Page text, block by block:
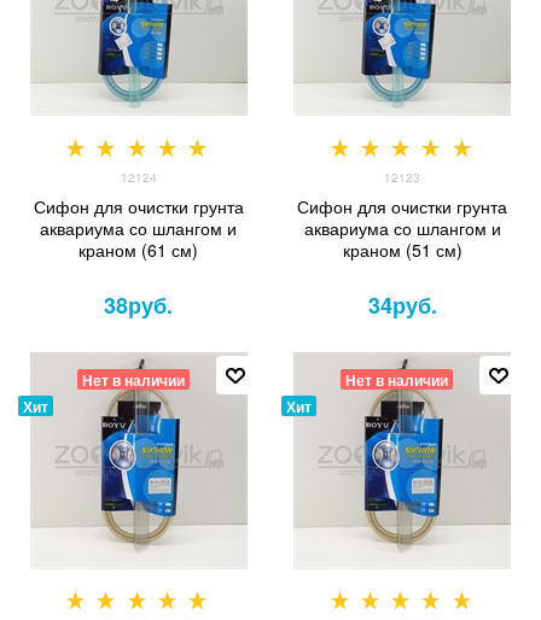
12124
Сифон для очистки грунта
аквариума со шлангом и
краном (61 см)
38руб.
12123
Сифон для очистки грунта
аквариума со шлангом и
краном (51 см)
34руб.
Нет в наличии
Хит
Нет в наличии
Хит